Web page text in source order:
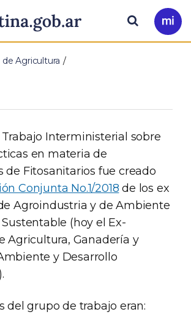
principal
Ir
a
Buscar
Agricultura
Interministerial sobre
en materia de
de Fitosanitarios fue creado
Conjunta No.1/2018 de los ex
Agroindustria y de Ambiente
(hoy el Ex-
Agricultura, Ganadería y
y Desarrollo
del grupo de trabajo eran: